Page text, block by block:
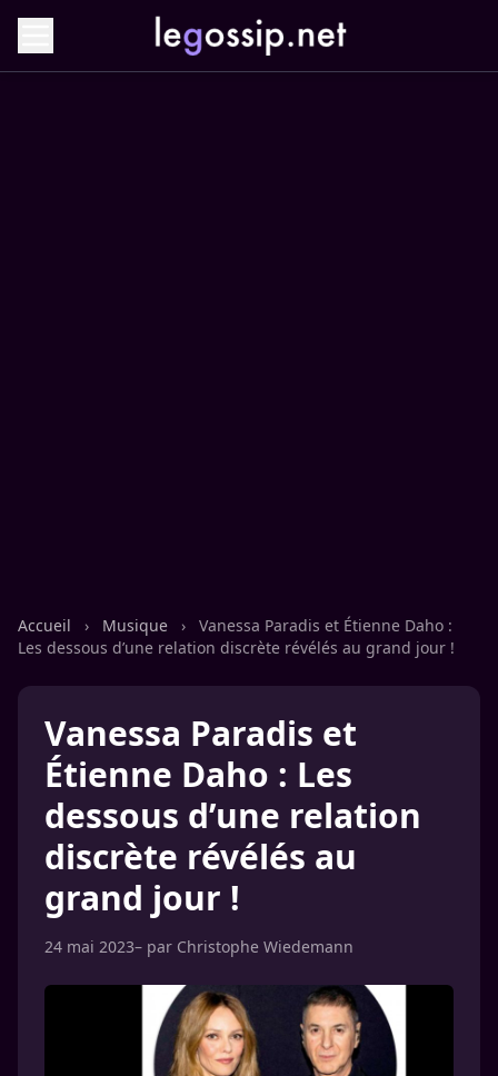
Accueil › Musique ›
Vanessa Paradis et Étienne Daho :
Les dessous d’une relation discrète révélés au grand jour !
Vanessa Paradis et
Étienne Daho : Les
dessous d’une relation
discrète révélés au
grand jour !
24 mai 2023– par Christophe Wiedemann